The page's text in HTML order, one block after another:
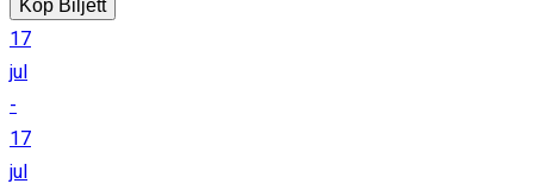
Köp Biljett
17
jul
-
17
jul